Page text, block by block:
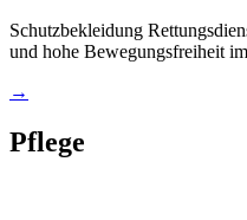
Schutzbekleidung
und hohe Bewegungsfreiheit
→
Pflege